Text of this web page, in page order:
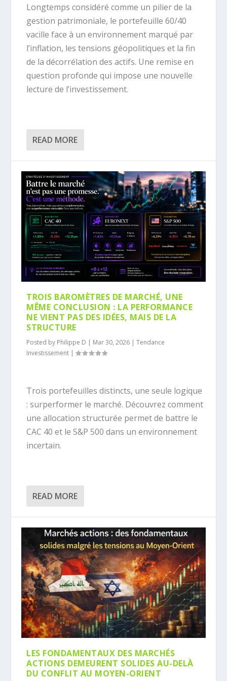
Longtemps considéré comme un pilier de la
gestion patrimoniale, le portefeuille 60/40
vacille face à un environnement marqué par
l’inflation, les tensions géopolitiques et la fin
de la décorrélation des actifs. Une remise en
question profonde qui impose une nouvelle
lecture de l’investissement.
READ MORE
TROIS BAROMÈTRES DE MARCHÉ, UNE
MÊME CONCLUSION : LA PERFORMANCE
NE VIENT PAS DES IDÉES, MAIS DE LA
STRUCTURE
Posted by Philippe D | Mar 30, 2026 |Tendance
Investissement |
Trois portefeuilles distincts, une seule logique
: surperformer le marché. Découvrez comment
une allocation structurée permet de battre le
CAC 40 et le S&P 500 dans un environnement
incertain.
READ MORE
LES FONDAMENTAUX DES MARCHÉS
ACTIONS DEMEURENT SOLIDES AU-DELÀ
DU CONFLIT AU MOYEN-ORIENT